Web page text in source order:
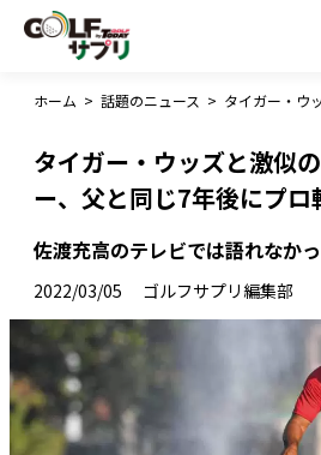
ホーム > 話題のニュース >
タイガー・ウッズと激似
ー、父と同じ7年後にプロ
佐渡充高のテレビでは語れなか
2022/03/05 ゴルフサプリ編集部